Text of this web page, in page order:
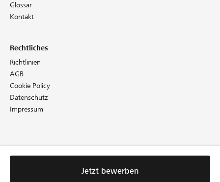
Jetzt bewerben
Glossar
Kontakt
Rechtliches
Richtlinien
AGB
Cookie Policy
Datenschutz
Impressum